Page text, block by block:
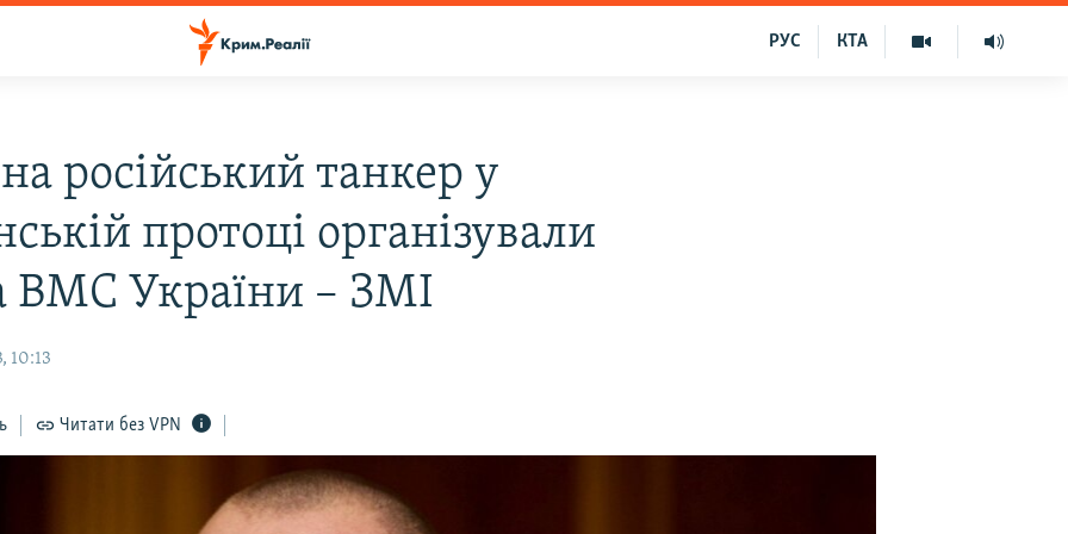
КТА
РУС
російський танкер у
протоці організували
ВМС України – ЗМІ
10:13
Читати без VPN